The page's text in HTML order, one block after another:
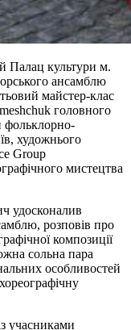
Палац культури м.
ансамблю
майстер-клас
головного
фольклорно-
художнього
Group
мистецтва
удосконалив
розповів про
композиції
сольна пара
особливостей
учасниками